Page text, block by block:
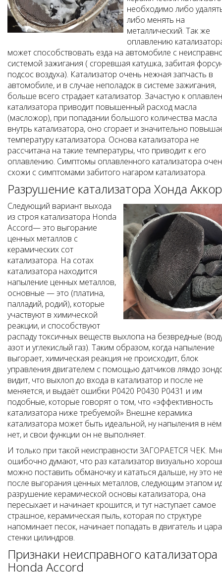
необходимо либо
либо менять на
металлический. Так же
оплавлению
может способствовать езда на автомобиле с
системой зажигания ( сгоревшая катушка, забитая
подсос воздуха). Катализатор очень нежная запчасть в
автомобиле, и в случае неполадок в системе зажигания,
больше всего страдает катализатор. Зачастую к
катализатора приводит повышенный расход масла
(масложор), при попадании большого количества масла
внутрь катализатора, оно сгорает и значительно
температуру катализатора. Основа катализатора не
рассчитана на такие температуры, что приводит к его
оплавлению. Симптомы оплавленного катализатора
схожи с симптомами забитого нагаром катализатора.
Разрушение катализатора Хонда
Следующий вариант выхода
из строя катализатора Honda
Accord— это выгорание
ценных металлов с
керамических сот
катализатора. На сотах
катализатора находится
напыление ценных металлов,
основные — это (платина,
палладий, родий), которые
участвуют в химической
реакции, и способствуют
распаду токсичных веществ выхлопа на безвредные
азот и углекислый газ). Таким образом, когда напыление
выгорает, химическая реакция не происходит, блок
управления двигателем с помощью датчиков лямдо
видит, что выхлоп до входа в катализатор и после не
меняется, и выдаёт ошибки P0420 P0430 P0431 и им
подобные, которые говорят о том, что «эффективность
катализатора ниже требуемой» Внешне керамика
катализатора может быть идеальной, ну напыления в
нет, и свои функции он не выполняет.
И только при такой неисправности ЗАГОРАЕТСЯ ЧЕК.
ошибочно думают, что раз катализатор визуально
можно поставить обманочку и кататься дальше, ну это
после выгорания ценных металлов, следующим этапом
разрушение керамической основы катализатора, она
пересыхает и начинает крошится, и тут наступает самое
страшное, керамическая пыль, которая по структуре
напоминает песок, начинает попадать в двигатель и
стенки цилиндров.
Признаки неисправного катализатора
Honda Accord